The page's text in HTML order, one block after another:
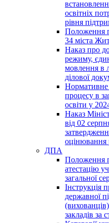
освітніх
рівня
Положення
34 міста
Наказ про
режиму,
мовлення в
ділової
Нормативне
процесу в
освіти у
Наказ
від 02
оцінювання
ДПА
Положення
атестацію
загальної
Інструкція
державної
закладів за